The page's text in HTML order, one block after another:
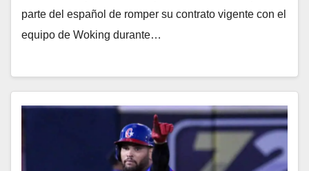
parte del español de romper su contrato vigente con el
equipo de Woking durante…